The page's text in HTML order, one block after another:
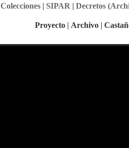
Colecciones| SIPAR | Decretos
Proyecto | Archivo |